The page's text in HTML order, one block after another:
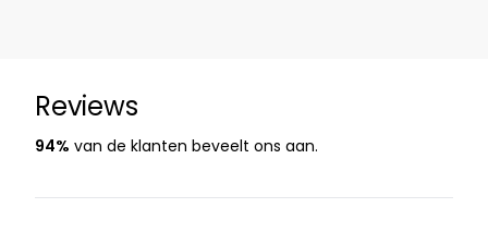
Reviews
94% van de klanten beveelt ons aan.